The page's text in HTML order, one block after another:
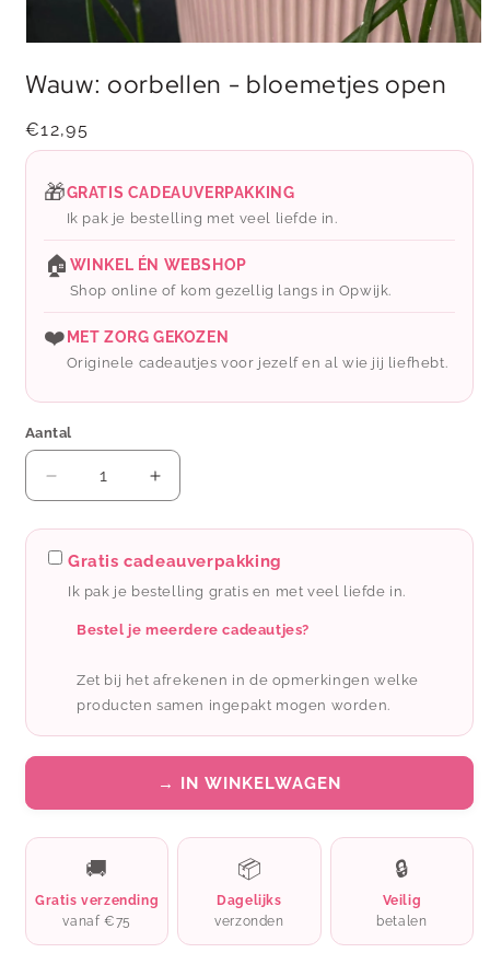
openen
Wauw: oorbellen - bloemetjes open
Normale
prijs
€12,95
🎁GRATIS CADEAUVERPAKKING
Ik pak je bestelling met veel liefde in.
🏠 WINKEL ÉN WEBSHOP
Shop online of kom gezellig langs in Opwijk.
❤️ MET ZORG GEKOZEN
Originele cadeautjes voor jezelf en al wie jij liefhebt.
Aantal
Aantal
verlagen
voor
Wauw:
bloemetjes
Aantal
verhogen
voor
Wauw:
oorbellen
-
bloemetjes
Gratis cadeauverpakking
Ik pak je bestelling gratis en met veel liefde in.
Bestel je meerdere cadeautjes?
Zet bij het afrekenen in de opmerkingen welke
producten samen ingepakt mogen worden.
→ IN WINKELWAGEN
🚚
Gratis verzending
vanaf €75
📦
Dagelijks
verzonden
🔒
Veilig
betalen